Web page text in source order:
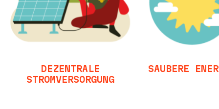
DEZENTRALE
STROMVERSORGUNG
SAUBERE